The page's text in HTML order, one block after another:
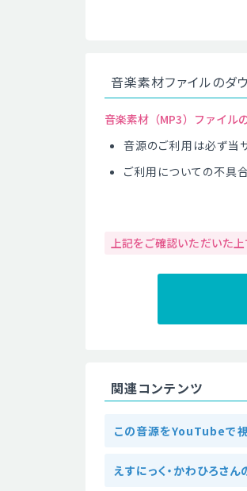
音楽素材ファイルのダ
音楽素材（MP3）ファイル
音源のご利用は必ず当
ご利用についての不具
上記をご確認いただいた
関連コンテンツ
この音源をYouTubeで
えすにっく・かわひろさ